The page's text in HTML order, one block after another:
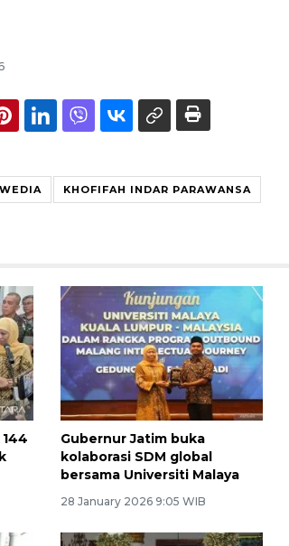
KHOFIFAH INDAR PARAWANSA
Gubernur Jatim buka
kolaborasi SDM global
bersama Universiti Malaya
28 January 2026 9:05 WIB